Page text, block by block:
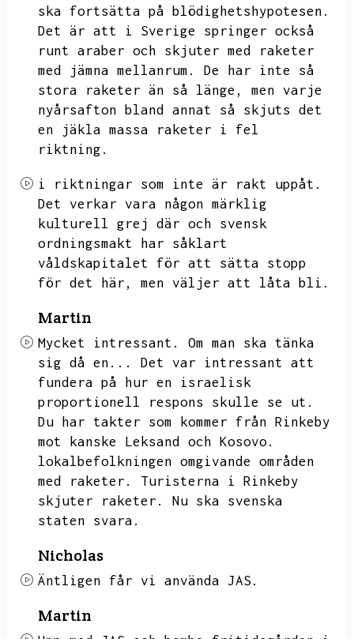
ska fortsätta på blödighetshypotesen.
Det är att i Sverige springer också
runt araber och skjuter med raketer
med jämna mellanrum.
De har inte så
stora raketer än så länge,
men varje
nyårsafton bland annat så skjuts det
en jäkla massa raketer i fel
riktning.
i riktningar som inte är rakt uppåt.
Det verkar vara någon märklig
kulturell grej där och svensk
ordningsmakt har såklart
våldskapitalet för att sätta stopp
för det här,
men väljer att låta bli.
Martin
Mycket intressant.
Om man ska tänka
sig då en...
Det var intressant att
fundera på hur en israelisk
proportionell respons skulle se ut.
Du har takter som kommer från Rinkeby
mot kanske Leksand och Kosovo.
lokalbefolkningen omgivande områden
med raketer.
Turisterna i Rinkeby
skjuter raketer.
Nu ska svenska
staten svara.
Nicholas
Äntligen får vi använda JAS.
Martin